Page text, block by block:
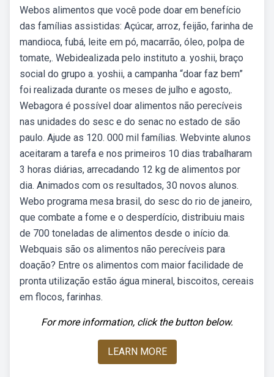
Webos alimentos que você pode doar em benefício
das famílias assistidas: Açúcar, arroz, feijão, farinha de
mandioca, fubá, leite em pó, macarrão, óleo, polpa de
tomate,. Webidealizada pelo instituto a. yoshii, braço
social do grupo a. yoshii, a campanha “doar faz bem”
foi realizada durante os meses de julho e agosto,.
Webagora é possível doar alimentos não perecíveis
nas unidades do sesc e do senac no estado de são
paulo. Ajude as 120. 000 mil famílias. Webvinte alunos
aceitaram a tarefa e nos primeiros 10 dias trabalharam
3 horas diárias, arrecadando 12 kg de alimentos por
dia. Animados com os resultados, 30 novos alunos.
Webo programa mesa brasil, do sesc do rio de janeiro,
que combate a fome e o desperdício, distribuiu mais
de 700 toneladas de alimentos desde o início da.
Webquais são os alimentos não perecíveis para
doação? Entre os alimentos com maior facilidade de
pronta utilização estão água mineral, biscoitos, cereais
em flocos, farinhas.
For more information, click the button below.
LEARN MORE